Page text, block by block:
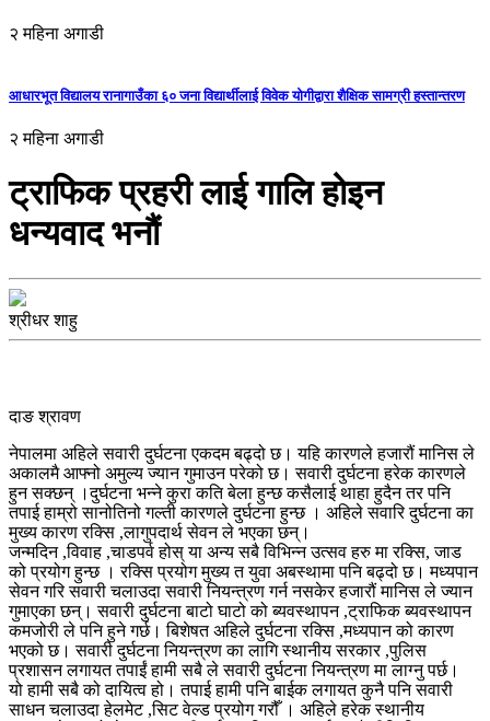
२ महिना अगाडी
आधारभूत विद्यालय रानागाउँका ६० जना विद्यार्थीलाई विवेक योगीद्वारा शैक्षिक सामग्री हस्तान्तरण
२ महिना अगाडी
ट्राफिक प्रहरी लाई गालि होइन
धन्यवाद भनौं
श्रीधर शाहु
दाङ श्रावण
नेपालमा अहिले सवारी दुर्घटना एकदम बढ्दो छ। यहि कारणले हजारौं मानिस ले
अकालमै आफ्नो अमुल्य ज्यान गुमाउन परेको छ। सवारी दुर्घटना हरेक कारणले
हुन सक्छन् ।दुर्घटना भन्ने कुरा कति बेला हुन्छ कसैलाई थाहा हुदैन तर पनि
तपाई हाम्रो सानोतिनो गल्ती कारणले दुर्घटना हुन्छ । अहिले सवारि दुर्घटना का
मुख्य कारण रक्सि ,लागुपदार्थ सेवन ले भएका छन्।
जन्मदिन ,विवाह ,चाडपर्व होस् या अन्य सबै विभिन्न उत्सव हरु मा रक्सि, जाड
को प्रयोग हुन्छ । रक्सि प्रयोग मुख्य त युवा अबस्थामा पनि बढ्दो छ। मध्यपान
सेवन गरि सवारी चलाउदा सवारी नियन्त्रण गर्न नसकेर हजारौं मानिस ले ज्यान
गुमाएका छन्। सवारी दुर्घटना बाटो घाटो को ब्यवस्थापन ,ट्राफिक ब्यवस्थापन
कमजोरी ले पनि हुने गर्छ। बिशेषत अहिले दुर्घटना रक्सि ,मध्यपान को कारण
भएको छ। सवारी दुर्घटना नियन्त्रण का लागि स्थानीय सरकार ,पुलिस
प्रशासन लगायत तपाईं हामी सबै ले सवारी दुर्घटना नियन्त्रण मा लाग्नु पर्छ।
यो हामी सबै को दायित्व हो। तपाई हामी पनि बाईक लगायत कुनै पनि सवारी
साधन चलाउदा हेलमेट ,सिट वेल्ड प्रयोग गरौँ । अहिले हरेक स्थानीय